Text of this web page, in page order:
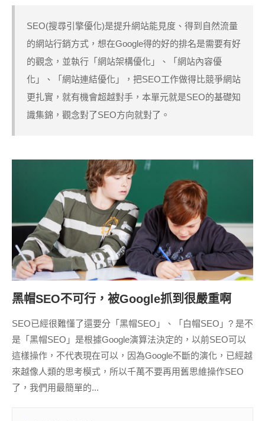
SEO(搜尋引擎優化)是提升網站能見度、得到自然流量
的網站行銷方式，想在Google得的好的排名是需要有好
的觀念，並執行「網站架構優化」、「網站內容優
化」、「網站連結優化」，把SEO工作做得比競爭網站
更扎實，就有機會超越對手，本單元就是SEO的基礎知
識集錦，觀念對了SEO方向就對了。
黑帽SEO不可行，被Google抓到很嚴重啊
SEO已經很難懂了還要分「黑帽SEO」、「白帽SEO」? 是不
是「黑帽SEO」是根據Google演算法決定的，以前SEO可以
這樣操作，不代表現在可以，因為Google不斷的演化，已經越
來越像人類的思考模式，所以千萬不要再用舊思維操作SEO
了，我們用最簡單的...